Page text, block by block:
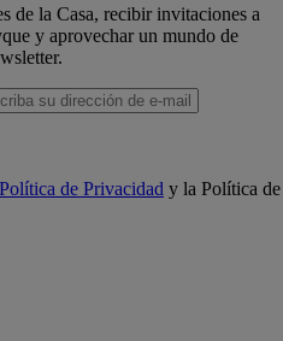
de la Casa, recibir invitaciones a
y aprovechar un mundo de
Política de Privacidad y la Política de